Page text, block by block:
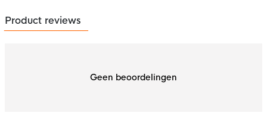
Product reviews
Geen beoordelingen